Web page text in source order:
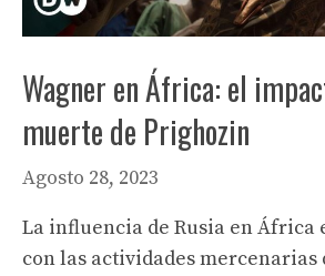
Wagner en África: el
muerte de Prighozin
Agosto 28, 2023
La influencia de Rusia en África
con las actividades mercenarias